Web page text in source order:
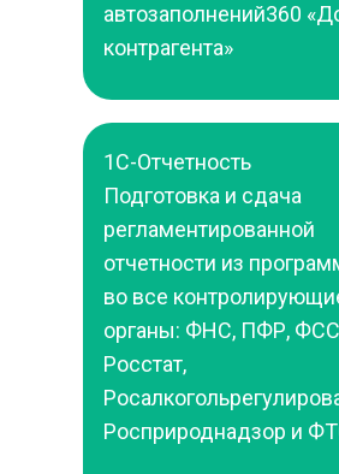
автозаполнений360
контрагента»
1С-Отчетность
Подготовка и сдача
регламентированной
отчетности из
во все
органы: ФНС, ПФР,
Росстат,
Росприроднадзор и